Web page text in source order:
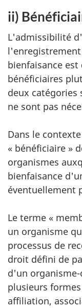
ii)
L'admissibilité
bienfaisance
bénéficiaires
deux catégories
ne sont pas
Dans le
« bénéficiaire »
organismes
bienfaisance
éventuellement
Le terme «
un organisme
processus de
droit défini de
d'un
plusieurs
affiliation,